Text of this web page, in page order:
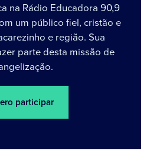
na Rádio Educadora 90,9
um público fiel, cristão e
e região. Sua
parte desta missão de
participar